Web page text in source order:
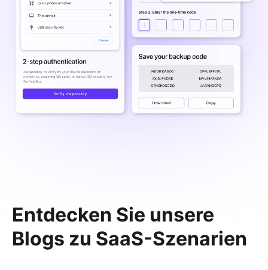
Entdecken Sie unsere
Blogs zu SaaS-Szenarien